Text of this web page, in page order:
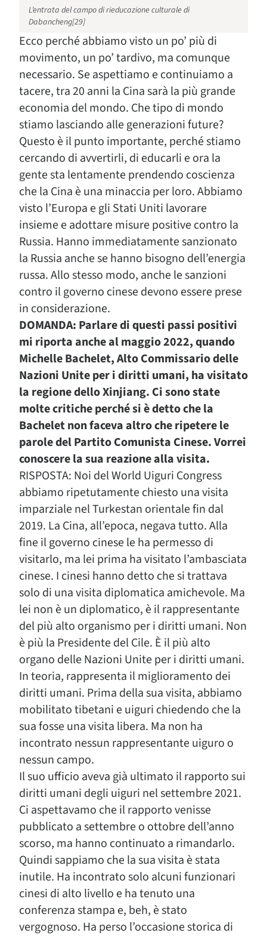
L’entrata del campo di rieducazione culturale di
Dabancheng[29]
Ecco perché abbiamo visto un po’ più di
movimento, un po’ tardivo, ma comunque
necessario. Se aspettiamo e continuiamo a
tacere, tra 20 anni la Cina sarà la più grande
economia del mondo. Che tipo di mondo
stiamo lasciando alle generazioni future?
Questo è il punto importante, perché stiamo
cercando di avvertirli, di educarli e ora la
gente sta lentamente prendendo coscienza
che la Cina è una minaccia per loro. Abbiamo
visto l’Europa e gli Stati Uniti lavorare
insieme e adottare misure positive contro la
Russia. Hanno immediatamente sanzionato
la Russia anche se hanno bisogno dell’energia
russa. Allo stesso modo, anche le sanzioni
contro il governo cinese devono essere prese
in considerazione.
DOMANDA: Parlare di questi passi positivi
mi riporta anche al maggio 2022, quando
Michelle Bachelet, Alto Commissario delle
Nazioni Unite per i diritti umani, ha visitato
la regione dello Xinjiang. Ci sono state
molte critiche perché si è detto che la
Bachelet non faceva altro che ripetere le
parole del Partito Comunista Cinese. Vorrei
conoscere la sua reazione alla visita.
RISPOSTA: Noi del World Uiguri Congress
abbiamo ripetutamente chiesto una visita
imparziale nel Turkestan orientale fin dal
2019. La Cina, all’epoca, negava tutto. Alla
fine il governo cinese le ha permesso di
visitarlo, ma lei prima ha visitato l’ambasciata
cinese. I cinesi hanno detto che si trattava
solo di una visita diplomatica amichevole. Ma
lei non è un diplomatico, è il rappresentante
del più alto organismo per i diritti umani. Non
è più la Presidente del Cile. È il più alto
organo delle Nazioni Unite per i diritti umani.
In teoria, rappresenta il miglioramento dei
diritti umani. Prima della sua visita, abbiamo
mobilitato tibetani e uiguri chiedendo che la
sua fosse una visita libera. Ma non ha
incontrato nessun rappresentante uiguro o
nessun campo.
Il suo ufficio aveva già ultimato il rapporto sui
diritti umani degli uiguri nel settembre 2021.
Ci aspettavamo che il rapporto venisse
pubblicato a settembre o ottobre dell’anno
scorso, ma hanno continuato a rimandarlo.
Quindi sappiamo che la sua visita è stata
inutile. Ha incontrato solo alcuni funzionari
cinesi di alto livello e ha tenuto una
conferenza stampa e, beh, è stato
vergognoso. Ha perso l’occasione storica di